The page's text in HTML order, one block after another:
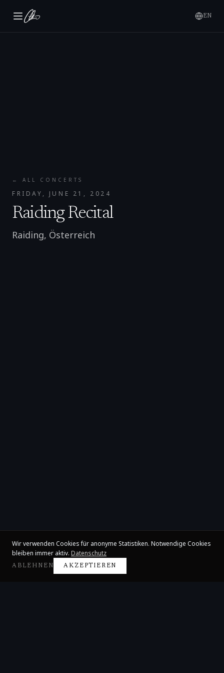
EN
← ALL CONCERTS
FRIDAY, JUNE 21, 2024
Raiding Recital
Raiding, Österreich
Wir verwenden Cookies für anonyme Statistiken. Notwendige Cookies
bleiben immer aktiv. Datenschutz
ABLEHNEN AKZEPTIEREN